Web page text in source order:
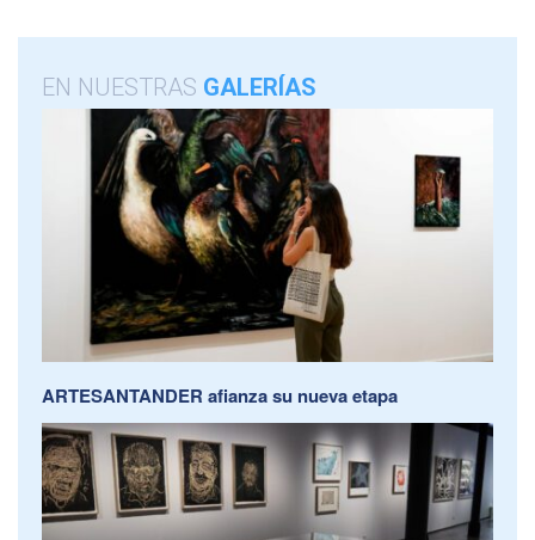
EN NUESTRAS GALERÍAS
ARTESANTANDER afianza su nueva etapa